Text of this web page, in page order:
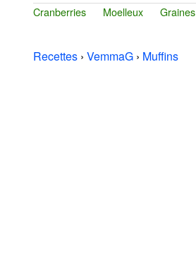
Cranberries Moelleux Graines
Recettes › VemmaG › Muffins